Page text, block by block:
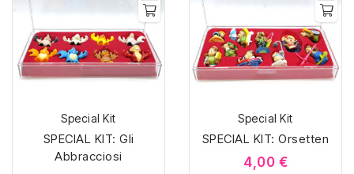
Special Kit
SPECIAL KIT: Gli
Abbracciosi
Special Kit
SPECIAL KIT: Orsetten
4,00 €